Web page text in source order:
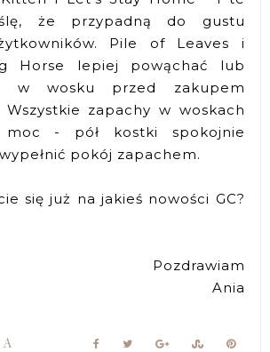
że przypadną do gustu
Pile of Leaves i
Horse lepiej powąchać lub
w wosku przed zakupem
Wszystkie zapachy w woskach
- pół kostki spokojnie
pokój zapachem.
się już na jakieś nowości GC?
Pozdrawiam
Ania